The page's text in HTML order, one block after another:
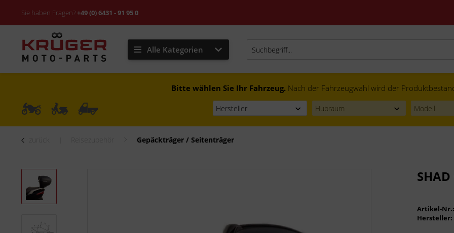
Sie haben Fragen?+49 (0) 6431 - 91 95 0
Alle Kategorien
Bitte wählen Sie Ihr Fahrzeug. Nach der Fahrzeugwahl wird der
Gepäckträger / Seitenträger
Artikel-Nr.:
Hersteller: